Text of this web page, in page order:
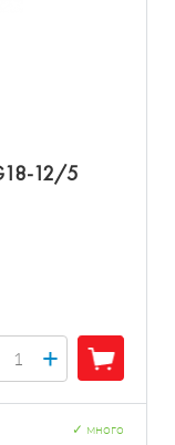
12/5
+
много